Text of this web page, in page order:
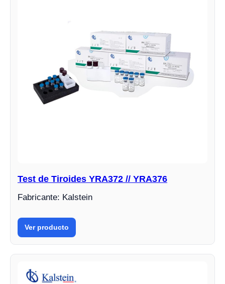
Test de Tiroides YRA372 // YRA376
Fabricante: Kalstein
Ver producto